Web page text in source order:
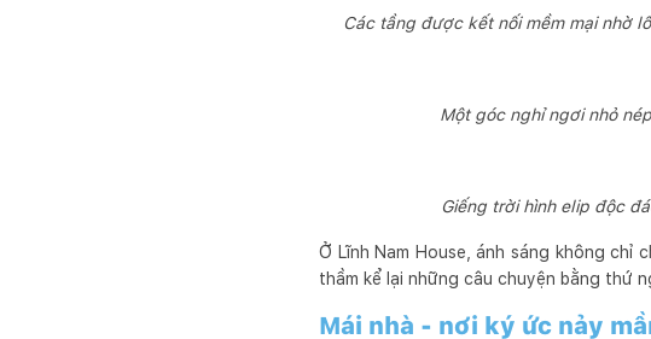
Các tầng được kết nối mềm mại nhờ
Một góc nghỉ ngơi nhỏ
Giếng trời hình elip độc
Ở Lĩnh Nam House, ánh sáng không
thầm kể lại những câu chuyện bằng thứ
Mái nhà - nơi ký ức nảy